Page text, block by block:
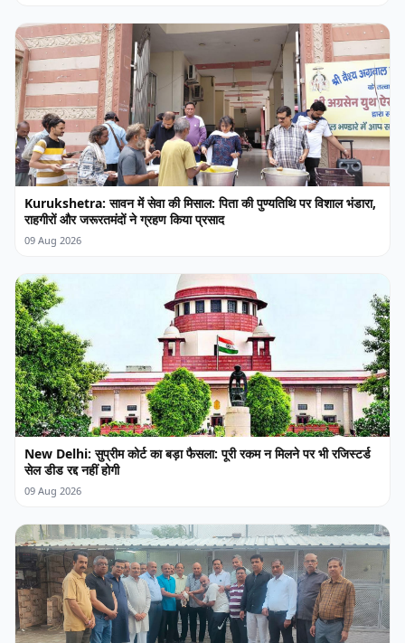
Kurukshetra: सावन में सेवा की मिसाल: पिता की पुण्यतिथि पर विशाल भंडारा,
राहगीरों और जरूरतमंदों ने ग्रहण किया प्रसाद
09 Aug 2026
New Delhi: सुप्रीम कोर्ट का बड़ा फैसला: पूरी रकम न मिलने पर भी रजिस्टर्ड
सेल डीड रद्द नहीं होगी
09 Aug 2026